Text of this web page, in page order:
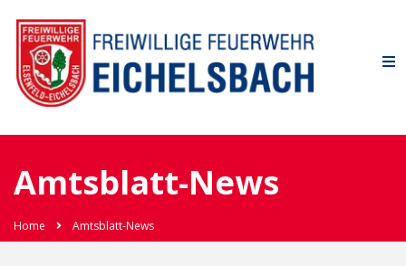
Amtsblatt-News
Home Amtsblatt-News